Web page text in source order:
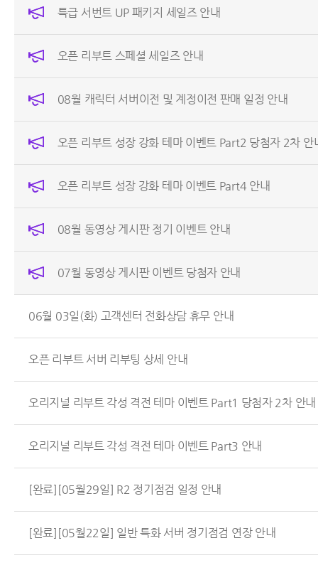
특급 서번트 UP 패키지 세일즈 안내
오픈 리부트 스페셜 세일즈 안내
08월 캐릭터 서버이전 및 계정이전 판매 일정 안내
오픈 리부트 성장 강화 테마 이벤트 Part2 당첨자 2차 안
오픈 리부트 성장 강화 테마 이벤트 Part4 안내
08월 동영상 게시판 정기 이벤트 안내
07월 동영상 게시판 이벤트 당첨자 안내
06월 03일(화) 고객센터 전화상담 휴무 안내
오픈 리부트 서버 리부팅 상세 안내
오리지널 리부트 각성 격전 테마 이벤트 Part1 당첨자 2차 안내
오리지널 리부트 각성 격전 테마 이벤트 Part3 안내
[완료][05월29일] R2 정기점검 일정 안내
[완료][05월22일] 일반 특화 서버 정기점검 연장 안내